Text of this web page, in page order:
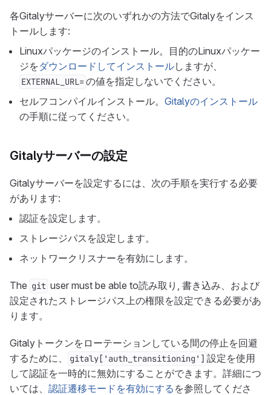
各Gitalyサーバーに次のいずれかの方法でGitalyをインス
トールします:
Linuxパッケージのインストール。目的のLinuxパッケー
ジをダウンロードしてインストールしますが、
EXTERNAL_URL=の値を指定しないでください。
セルフコンパイルインストール。 Gitalyのインストール
の手順に従ってください。
Gitalyサーバーの設定
Gitalyサーバーを設定するには、次の手順を実行する必要
があります:
認証を設定します。
ストレージパスを設定します。
ネットワークリスナーを有効にします。
The git user must be able to読み取り, 書き込み、および
設定されたストレージパス上の権限を設定できる必要があ
ります。
Gitalyトークンをローテーションしている間の停止を回避
するために、
gitaly['auth_transitioning'] 設定を使用
して認証を一時的に無効にすることができます。詳細につ
いては、 認証遷移モードを有効にする を参照してくださ